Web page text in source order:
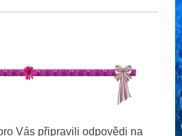
Vás připravili odpovědi na